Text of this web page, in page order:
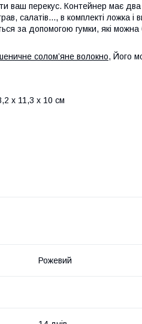
ваш перекус. Контейнер має
салатів..., в комплекті ложка
за допомогою гумки, які
солом’яне волокно, Його
х 11,3 х 10 см
Рожевий